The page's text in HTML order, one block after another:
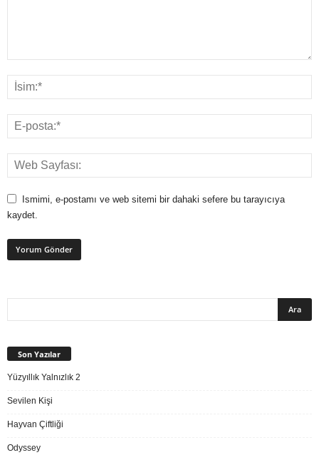
Ismimi, e-postamı ve web sitemi bir dahaki sefere bu tarayıcıya
kaydet.
Son Yazılar
Yüzyıllık Yalnızlık 2
Sevilen Kişi
Hayvan Çiftliği
Odyssey